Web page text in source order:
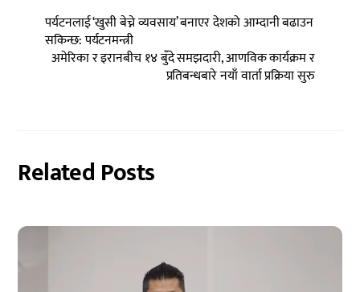
पर्यटनलाई ‘खुसी बेच्ने व्यवसाय’ बनाएर देशको आम्दानी बढाउन
सकिन्छ: पर्यटनमन्त्री
अमेरिका र इरानबीच १४ बुँदे समझदारी, आणविक कार्यक्रम र
प्रतिबन्धबारे नयाँ वार्ता प्रक्रिया सुरु
Related Posts